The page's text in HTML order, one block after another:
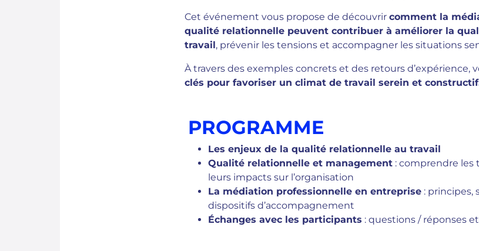
Cet événement vous propose de découvrir comment la
qualité relationnelle peuvent contribuer à améliorer la
travail, prévenir les tensions et accompagner les situations
À travers des exemples concrets et des retours d’expérience,
clés pour favoriser un climat de travail serein et
PROGRAMME
Les enjeux de la qualité relationnelle au travail
Qualité relationnelle et management: comprendre les
leurs impacts sur l’organisation
La médiation professionnelle en entreprise: principes,
dispositifs d’accompagnement
Échanges avec les participants : questions / réponses